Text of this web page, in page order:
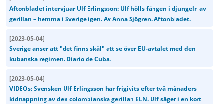
Aftonbladet intervjuar Ulf Erlingsson: Ulf hölls fången i djungeln av
gerillan – hemma i Sverige igen. Av Anna Sjögren. Aftonbladet.
[2023-05-04]
Sverige anser att "det finns skäl" att se över EU-avtalet med den
kubanska regimen. Diario de Cuba.
[2023-05-04]
VIDEOs: Svensken Ulf Erlingsson har frigivits efter två månaders
kidnappning av den colombianska gerillan ELN. Ulf säger i en kort